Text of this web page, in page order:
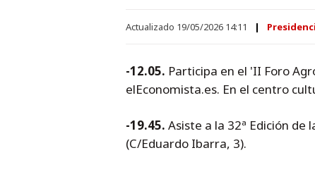
Actualizado 19/05/2026 14:11
-12.05. Participa en el 'II Foro
elEconomista.es. En el centro
-19.45. Asiste a la 32ª Edición de
(C/Eduardo Ibarra, 3).